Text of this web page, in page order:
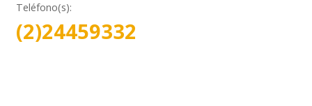
Teléfono(s):
(2)24459332